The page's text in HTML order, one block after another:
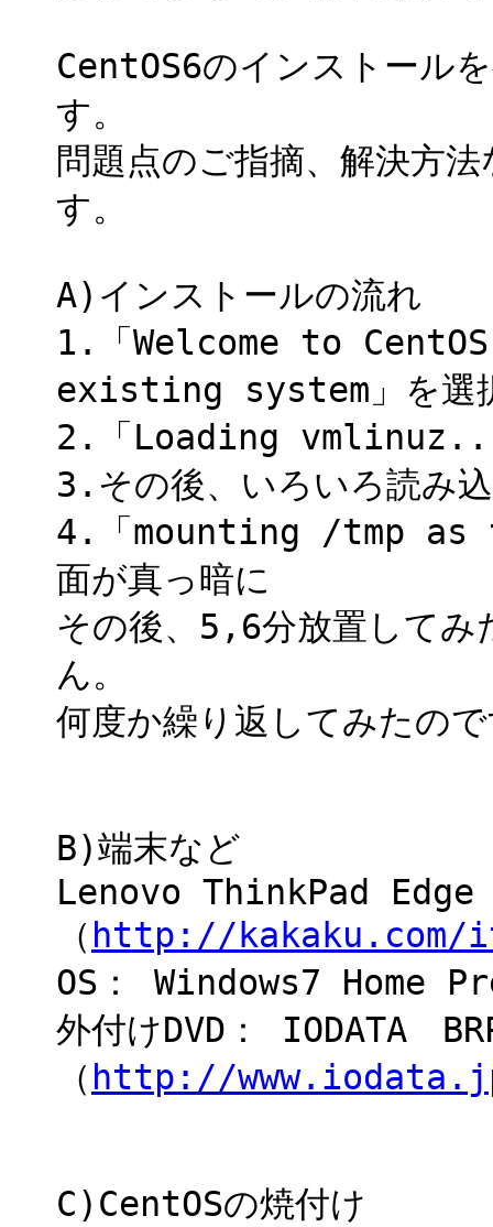
CentOS6のインストール
す。
問題点のご指摘、解決方
す。
A)インストールの流れ
1.「Welcome to
existing system」を選
2.「Loading
3.その後、いろいろ読み
4.「mounting /tmp as
面が真っ暗に
その後、5,6分放置してみ
ん。
何度か繰り返してみたの
B)端末など
Lenovo ThinkPad Edge
（ http://kakaku.com/
OS： Windows7 Home
外付けDVD： IODATA
（ http://
C)CentOSの焼付け